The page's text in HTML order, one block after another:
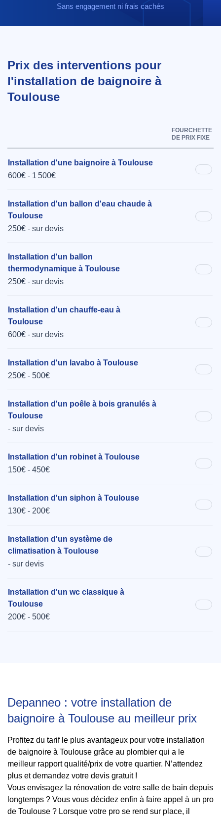
Sans engagement ni frais cachés
Prix des interventions pour
l'installation de baignoire à
Toulouse
FOURCHETTE
DE PRIX FIXE
Installation d'une baignoire à Toulouse
600€ - 1 500€
Installation d'un ballon d'eau chaude à
Toulouse
250€ - sur devis
Installation d'un ballon
thermodynamique à Toulouse
250€ - sur devis
Installation d'un chauffe-eau à
Toulouse
600€ - sur devis
Installation d'un lavabo à Toulouse
250€ - 500€
Installation d'un poêle à bois granulés à
Toulouse
- sur devis
Installation d'un robinet à Toulouse
150€ - 450€
Installation d'un siphon à Toulouse
130€ - 200€
Installation d'un système de
climatisation à Toulouse
- sur devis
Installation d'un wc classique à
Toulouse
200€ - 500€
Depanneo : votre installation de
baignoire à Toulouse au meilleur prix
Profitez du tarif le plus avantageux pour votre installation
de baignoire à Toulouse grâce au plombier qui a le
meilleur rapport qualité/prix de votre quartier. N’attendez
plus et demandez votre devis gratuit !
Vous envisagez la rénovation de votre salle de bain depuis
longtemps ? Vous vous décidez enfin à faire appel à un pro
de Toulouse ? Lorsque votre pro se rend sur place, il